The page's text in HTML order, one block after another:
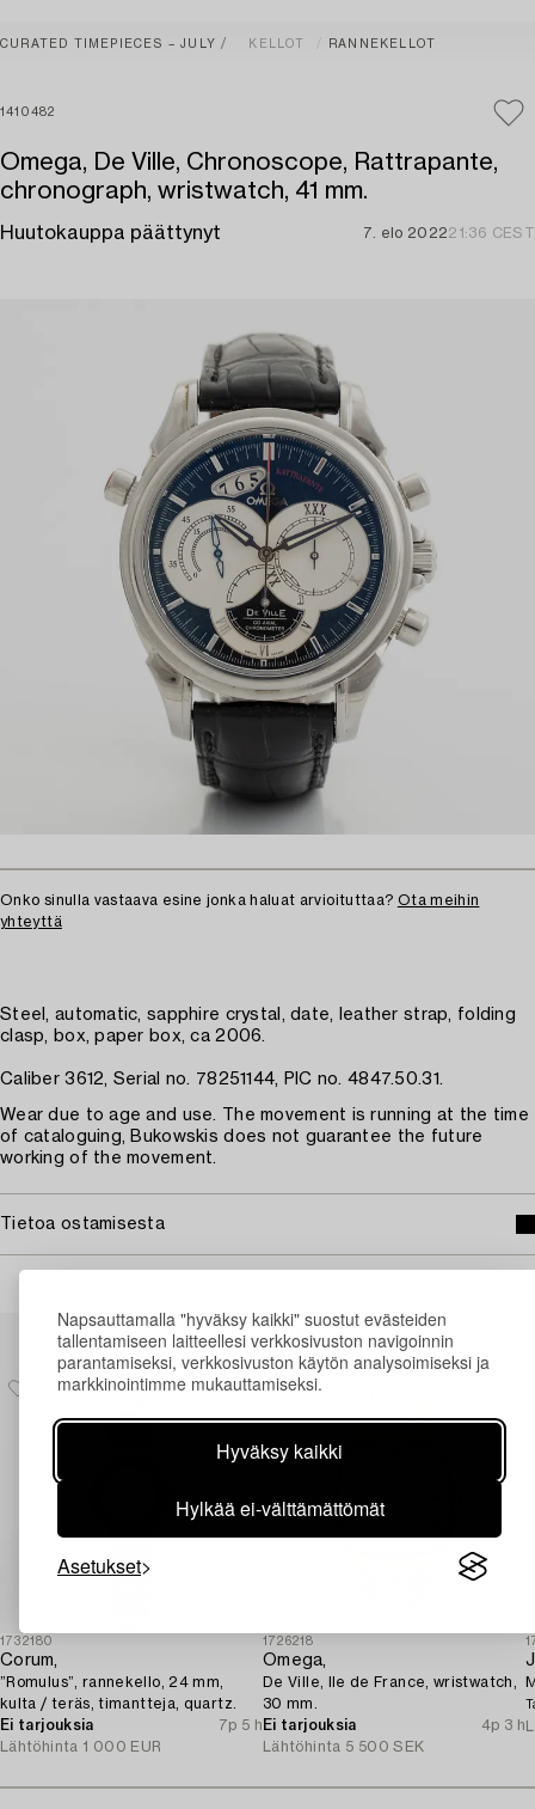
Napsauttamalla "hyväksy kaikki" suostut evästeiden
tallentamiseen laitteellesi verkkosivuston navigoinnin
parantamiseksi, verkkosivuston käytön analysoimiseksi ja
markkinointimme mukauttamiseksi.
Hyväksy kaikki
Hylkää ei-välttämättömät
Asetukset
CURATED TIMEPIECES – JULY KELLOT RANNEKELLOT
1410482
Omega, De Ville, Chronoscope, Rattrapante,
chronograph, wristwatch, 41 mm.
Huutokauppa päättynyt 7. elo 202221:36 CEST
Onko sinulla vastaava esine jonka haluat arvioituttaa? Ota meihin
yhteyttä
Steel, automatic, sapphire crystal, date, leather strap, folding
clasp, box, paper box, ca 2006.
Caliber 3612, Serial no. 78251144, PIC no. 4847.50.31.
Wear due to age and use. The movement is running at the time
of cataloguing, Bukowskis does not guarantee the future
working of the movement.
Tietoa ostamisesta
Muiden katsomia kohteita
1732180
Corum,
”Romulus”, rannekello, 24 mm,
kulta / teräs, timantteja, quartz.
Ei tarjouksia
7p 5 h
Lähtöhinta 1 000 EUR
1726218
Omega,
De Ville, Ile de France, wristwatch,
30 mm.
Ei tarjouksia
4p 3 h
Lähtöhinta 5 500 SEK